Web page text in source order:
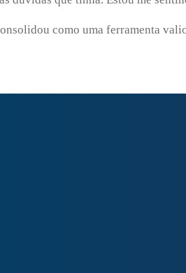
como uma ferramenta